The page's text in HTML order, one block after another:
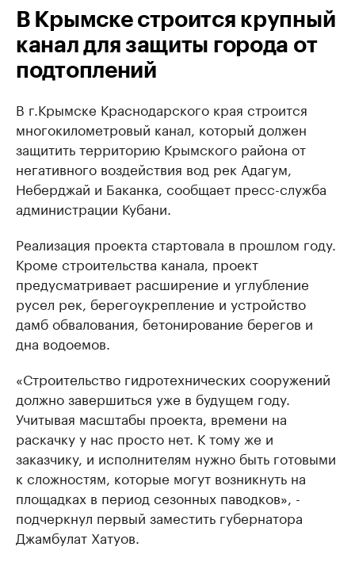
В Крымске строится крупный
канал для защиты города от
подтоплений
В г.Крымске Краснодарского края строится
многокилометровый канал, который должен
защитить территорию Крымского района от
негативного воздействия вод рек Адагум,
Неберджай и Баканка, сообщает пресс-служба
администрации Кубани.
Реализация проекта стартовала в прошлом году.
Кроме строительства канала, проект
предусматривает расширение и углубление
русел рек, берегоукрепление и устройство
дамб обвалования, бетонирование берегов и
дна водоемов.
«Строительство гидротехнических сооружений
должно завершиться уже в будущем году.
Учитывая масштабы проекта, времени на
раскачку у нас просто нет. К тому же и
заказчику, и исполнителям нужно быть готовыми
к сложностям, которые могут возникнуть на
площадках в период сезонных паводков», -
подчеркнул первый заместить губернатора
Джамбулат Хатуов.